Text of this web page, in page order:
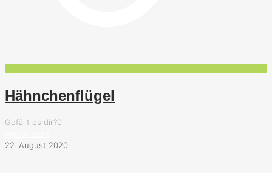
Hähnchenflügel
Gefällt es dir?0
22. August 2020